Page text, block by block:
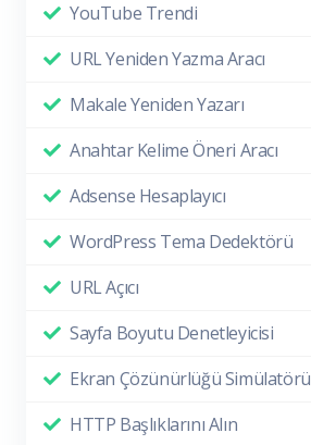
YouTube Trendi
URL Yeniden Yazma Aracı
Makale Yeniden Yazarı
Anahtar Kelime Öneri Aracı
Adsense Hesaplayıcı
WordPress Tema Dedektörü
URL Açıcı
Sayfa Boyutu Denetleyicisi
Ekran Çözünürlüğü Simülatörü
HTTP Başlıklarını Alın